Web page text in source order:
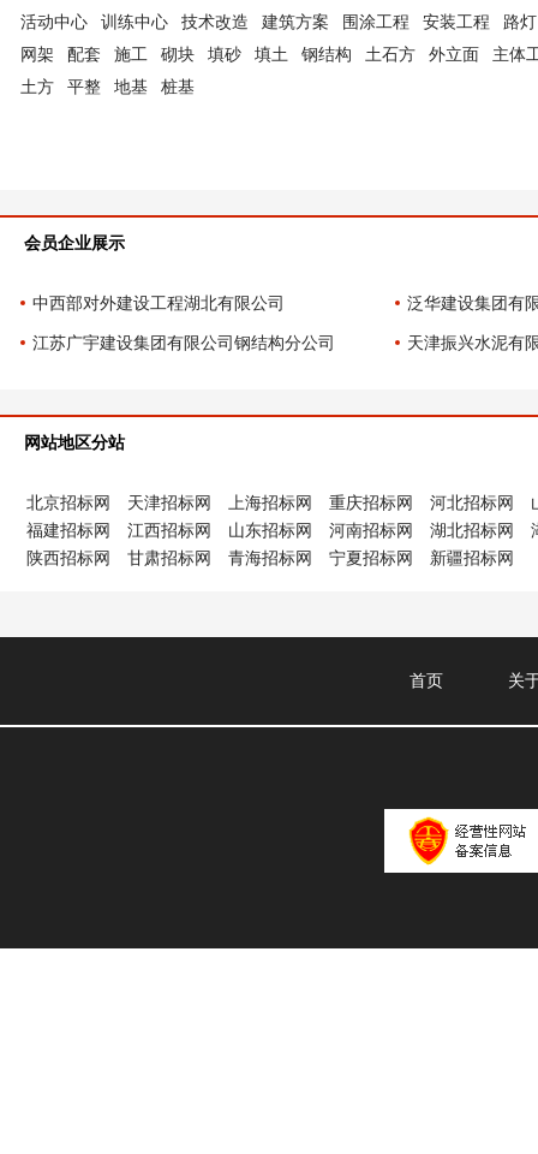
活动中心 训练中心 技术改造 建筑方案 围涂工程 安装工程
路灯
网架
配套 施工 砌块 填砂 填土 钢结构 土石方 外立面
主体
土方
平整 地基 桩基
会员企业展示
中西部对外建设工程湖北有限公司 泛华建设集团有
江苏广宇建设集团有限公司钢结构分公司 天津振兴水泥有
网站地区分站
北京招标网 天津招标网 上海招标网 重庆招标网 河北招标网
福建招标网
江西招标网 山东招标网 河南招标网 湖北招标网
陕西招标网
甘肃招标网 青海招标网 宁夏招标网 新疆招标网
首页 关